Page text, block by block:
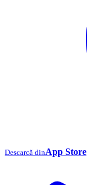
Descarcă dinApp Store